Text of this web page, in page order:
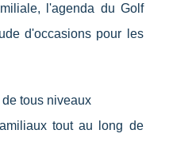
l'agenda du Golf
d'occasions pour les
tous niveaux
tout au long de